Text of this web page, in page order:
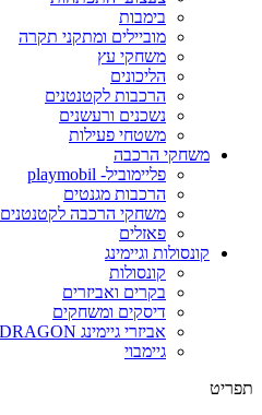
בימבות
מוביילים ומתקני תקרה
משחקי עץ
הליכונים
הרכבות לקטנטנים
נשכנים ורעשנים
משטחי פעילות
משחקי הרכבה
פליימוביל- playmobil
הרכבות מגנטים
משחקי הרכבה לקטנטנים
פאזלים
קונסולות וגיימינג
קונסולות
בקרים ואביזרים
דיסקים ומשחקים
אביזרי גיימינג DRAGON
גיימבוי
תפריט